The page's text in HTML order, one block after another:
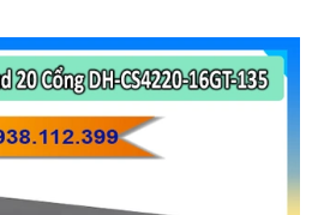
nhỏ, văn phòng và gia đình cần giải